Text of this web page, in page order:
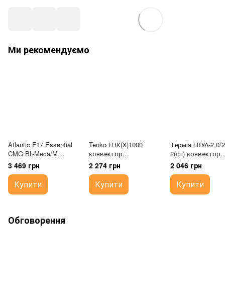
Ми рекомендуємо
Atlantic F17 Essential
CMG BL-Meca/M
(2000W) конвектор
електричний
3 469 грн
Купити
Tenko ЕНК(Х)1000
конвектор
електричний 1,0 кВт
2 274 грн
Купити
Термія ЕВУА-2,0/
2(сп) конвектор
електричний
УНІВЕРСАЛЬНИЙ
Комфорт 2 кВт
2 046 грн
Купити
Обговорення